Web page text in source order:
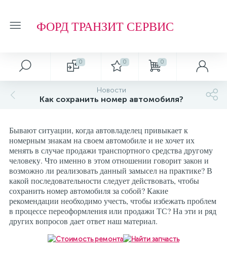
ФОРД ТРАНЗИТ СЕРВИС
0 0 0
Новости
Как сохранить номер автомобиля?
Бывают ситуации, когда автовладелец привыкает к
номерным знакам на своем автомобиле и не хочет их
менять в случае продажи транспортного средства другому
человеку. Что именно в этом отношении говорит закон и
возможно ли реализовать данный замысел на практике? В
какой последовательности следует действовать, чтобы
сохранить номер автомобиля за собой? Какие
рекомендации необходимо учесть, чтобы избежать проблем
в процессе переоформления или продажи ТС? На эти и ряд
других вопросов дает ответ наш материал.